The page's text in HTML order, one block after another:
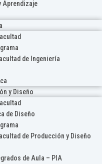
Aprendizaje
de Ingeniería
y Diseño
de Diseño
de Producción y Diseño
de Aula – PIA